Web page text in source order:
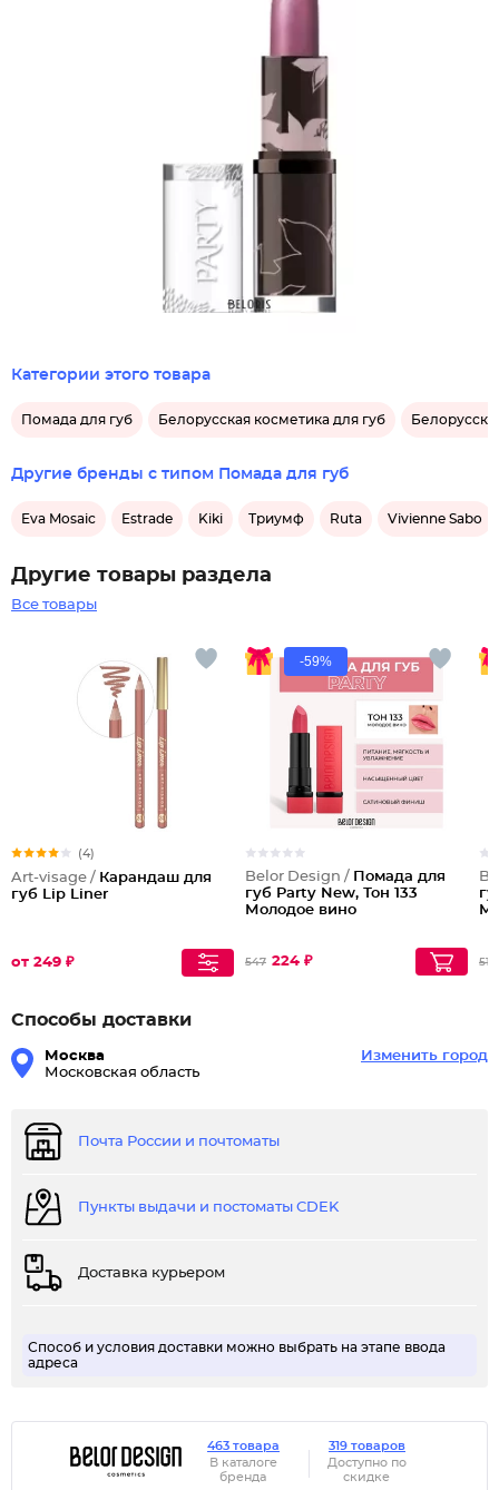
Категории этого товара
Помада для губ Белорусская косметика для губ
Другие бренды с типом Помада для губ
Eva Mosaic Estrade Kiki Триумф Ruta Vivienne Sabo
Другие товары раздела
Все товары
(4)
Art-visage / Карандаш для
губ Lip Liner
от 249 ₽
-59%
Belor Design / Помада для
губ Party New, Тон 133
Молодое вино
547 224 ₽ 513
Способы доставки
Москва
Московская область
Изменить город
Почта России и почтоматы
Пункты выдачи и постоматы CDEK
Доставка курьером
Способ и условия доставки можно выбрать на этапе ввода
адреса
463 товара
В каталоге
бренда
319 товаров
Доступно по
скидке